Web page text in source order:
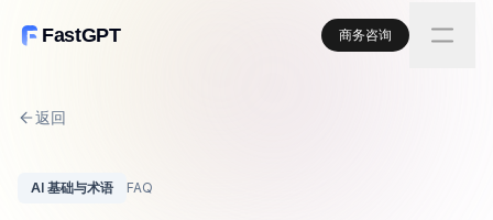
FastGPT 商务咨询
返回
AI 基础与术语 FAQ